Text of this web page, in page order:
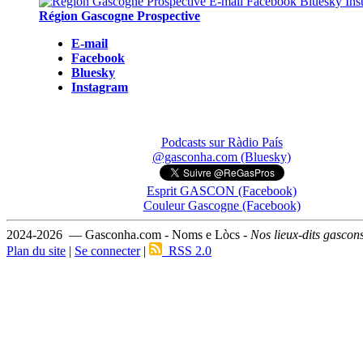
Région Gascogne Prospective
E-mail
Facebook
Bluesky
Instagram
Podcasts sur Ràdio País
@gasconha.com (Bluesky)
Esprit GASCON (Facebook)
Couleur Gascogne (Facebook)
2024-2026 — Gasconha.com - Noms e Lòcs - Nos lieux-dits
Plan du site | Se connecter| RSS 2.0